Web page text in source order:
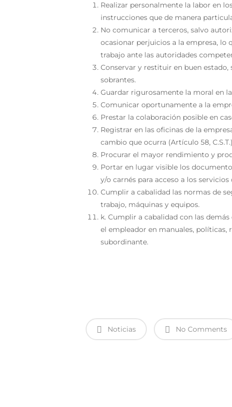
Realizar personalmente la labor en
instrucciones que de manera
No comunicar a terceros, salvo
ocasionar perjuicios a la empresa, lo
trabajo ante las autoridades
Conservar y restituir en buen
sobrantes.
Guardar rigurosamente la moral en
Comunicar oportunamente a la
Prestar la colaboración posible en
Registrar en las oficinas de la
cambio que ocurra (Artículo 58,
Procurar el mayor rendimiento y
Portar en lugar visible los
y/o carnés para acceso a los servicios
Cumplir a cabalidad las normas de
trabajo, máquinas y equipos.
k. Cumplir a cabalidad con las
el empleador en manuales,
subordinante.
Noticias No Comments